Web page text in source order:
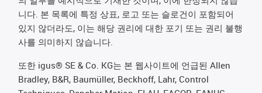
니다. 본 목록에 특정 상표, 로고 또는 슬로건이 포함되어
있지 않더라도, 이는 해당 권리에 대한 포기 또는 권리 불행
사를 의미하지 않습니다.
또한 igus® SE & Co. KG는 본 웹사이트에 언급된 Allen
Bradley, B&R, Baumüller, Beckhoff, Lahr, Control